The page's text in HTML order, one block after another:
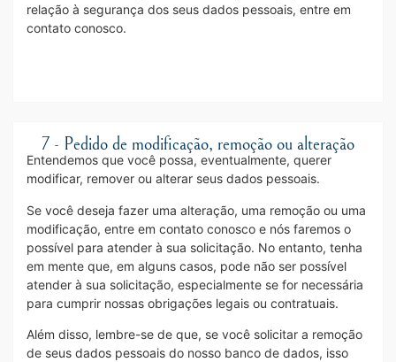
relação à segurança dos seus dados pessoais, entre em
contato conosco.
7 - Pedido de modificação, remoção ou alteração
Entendemos que você possa, eventualmente, querer
modificar, remover ou alterar seus dados pessoais.
Se você deseja fazer uma alteração, uma remoção ou uma
modificação, entre em contato conosco e nós faremos o
possível para atender à sua solicitação. No entanto, tenha
em mente que, em alguns casos, pode não ser possível
atender à sua solicitação, especialmente se for necessária
para cumprir nossas obrigações legais ou contratuais.
Além disso, lembre-se de que, se você solicitar a remoção
de seus dados pessoais do nosso banco de dados, isso